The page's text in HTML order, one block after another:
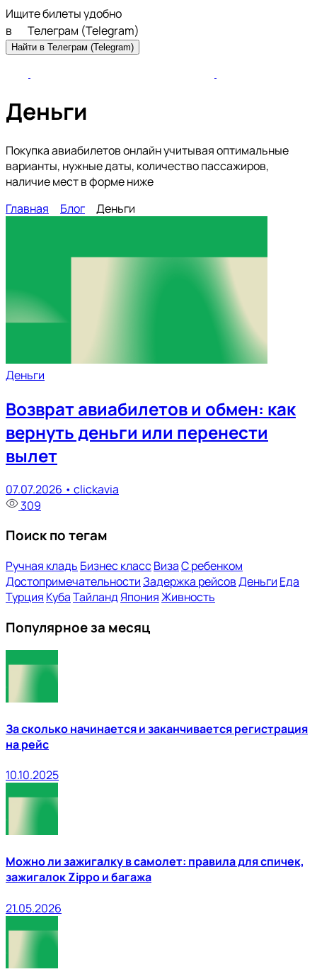
Ищите билеты удобно
в
Телеграм (Telegram)
Найти в Телеграм (Telegram)
Деньги
Покупка авиабилетов онлайн учитывая оптимальные
варианты, нужные даты, количество пассажиров,
наличие мест в форме ниже
Главная
Блог Деньги
Деньги
Возврат авиабилетов и обмен: как
вернуть деньги или перенести
вылет
07.07.2026 • clickavia
309
Поиск по тегам
Ручная кладь Бизнес классВизаС ребенком
ДостопримечательностиЗадержка рейсовДеньги Еда
Турция КубаТайландЯпонияЖивность
Популярное за месяц
За сколько начинается и заканчивается регистрация
на рейс
10.10.2025
Можно ли зажигалку в самолет: правила для спичек,
зажигалок Zippo и багажа
21.05.2026